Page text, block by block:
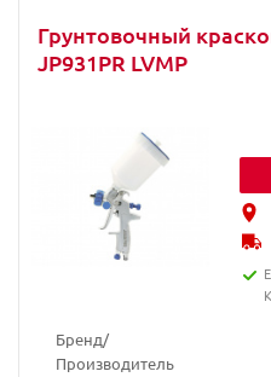
Грунтовочный
JP931PR LVMP
Бренд/
Производитель